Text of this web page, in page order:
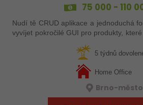
75 000 - 110
Nudí tě CRUD aplikace a jednoduchá
vyvíjet pokročilé GUI pro produkty, které
5 týdnů
Home Office
Brno-město